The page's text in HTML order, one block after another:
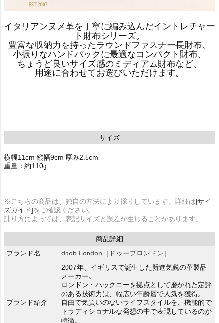
イタリアンヌメ革を丁寧に編み込んだイントレチャー
ト財布シリーズ。
豊富な収納力を持ったラウンドファスナー長財布、
小振りなハンドバックに最適なコンパクト財布、
ちょうど良いサイズ感のミディアム財布など、
用途に合わせてお選びいただけます。
サイズ
横幅11cm 縦幅9cm 厚み2.5cm
重量：約110g
※こちらの商品は、独自の方法により採寸しています。詳細は[サイ
ズガイド]をご確認ください。
計り方によっては、表記サイズと誤差が生じることがあります。
商品詳細
ブランド名
doob London［ドゥーブロンドン］
ブランド紹介
2007年、イギリスで誕生した新進気鋭の革製品
メーカー。
ロンドン・ハックニーを拠点として磨かれた定評
のある技術力は、幅広い年齢層で人気を獲得。
自由で気負いのないライフスタイルを、機能的で
トラディショナルな発想の中で表現しているのが
特徴。